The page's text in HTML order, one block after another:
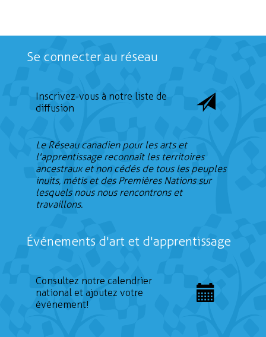
Se connecter au réseau
Inscrivez-vous à notre liste de
diffusion
Le Réseau canadien pour les arts et
l'apprentissage reconnaît les territoires
ancestraux et non cédés de tous les peuples
inuits, métis et des Premières Nations sur
lesquels nous nous rencontrons et
travaillons.
Événements d'art et d'apprentissage
Consultez notre calendrier
national et ajoutez votre
événement!